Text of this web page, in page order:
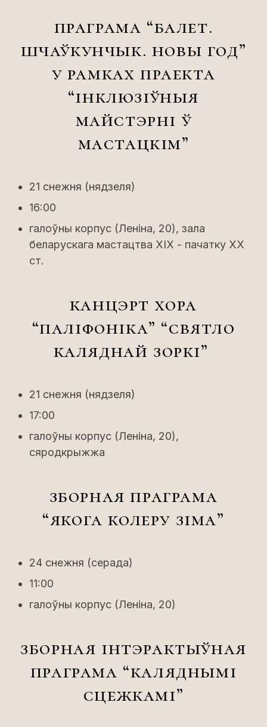
праграма “балет.
шчаўкунчык. новы год”
у рамках праекта
“інклюзіўныя
майстэрні ў
мастацкім”
21 снежня (нядзеля)
16:00
галоўны корпус (Леніна, 20), зала
беларускага мастацтва XIX - пачатку XX
ст.
канцэрт хора
“паліфоніка” “святло
каляднай зоркi”
21 снежня (нядзеля)
17:00
галоўны корпус (Леніна, 20),
сяродкрыжжа
зборная праграма
“якога колеру зіма”
24 снежня (серада)
11:00
галоўны корпус (Леніна, 20)
зборная інтэрактыўная
праграма “каляднымі
сцежкамі”